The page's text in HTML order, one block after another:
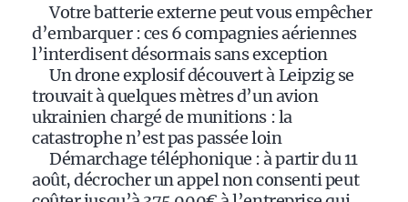
Votre batterie externe peut vous empêcher
d’embarquer : ces 6 compagnies aériennes
l’interdisent désormais sans exception
Un drone explosif découvert à Leipzig se
trouvait à quelques mètres d’un avion
ukrainien chargé de munitions : la
catastrophe n’est pas passée loin
Démarchage téléphonique : à partir du 11
août, décrocher un appel non consenti peut